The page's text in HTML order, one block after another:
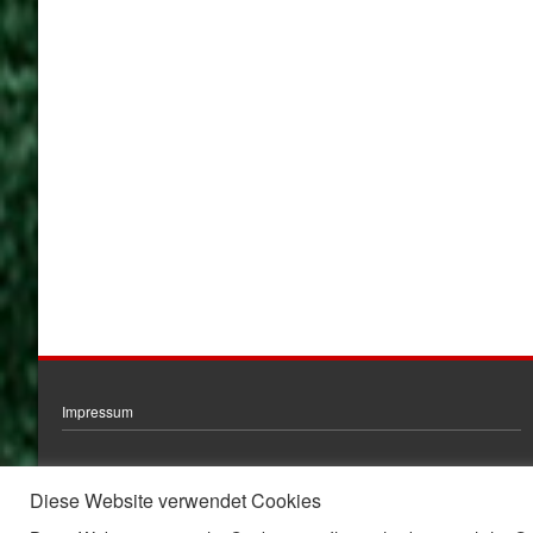
Impressum
Diese Website verwendet Cookies